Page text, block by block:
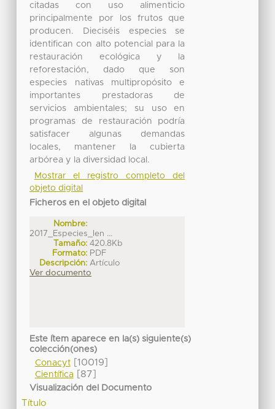
citadas con uso alimenticio
principalmente por los frutos que
producen. Dieciséis especies se
identifican con alto potencial para la
restauración ecológica y la
reforestación, dado que son
especies nativas multipropósito e
importantes prestadoras de
servicios ambientales; su uso en
programas de restauración podría
satisfacer algunas demandas
locales, mantener la cubierta
arbórea y la diversidad local.
Mostrar el registro completo del
objeto digital
Ficheros en el objeto digital
Nombre:
2017_Especies_len ...
Tamaño: 420.8Kb
Formato: PDF
Descripción: Artículo
Ver documento
Este ítem aparece en la(s) siguiente(s)
colección(ones)
Conacyt[10019]
Científica[87]
Visualización del Documento
Título